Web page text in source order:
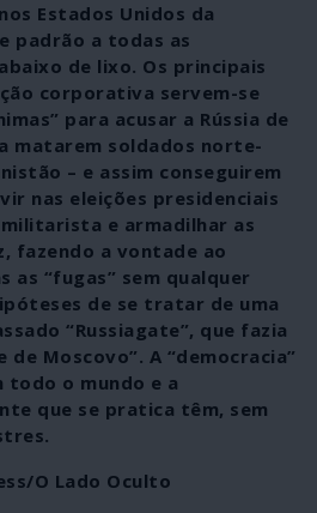
Estados Unidos da
padrão a todas as
de lixo. Os principais
corporativa servem-se
para acusar a Rússia de
matarem soldados norte-
– e assim conseguirem
nas eleições presidenciais
e armadilhar as
fazendo a vontade ao
as “fugas” sem qualquer
de se tratar de uma
“Russiagate”, que fazia
de Moscovo”. A “democracia”
todo o mundo e a
que se pratica têm, sem
O Lado Oculto